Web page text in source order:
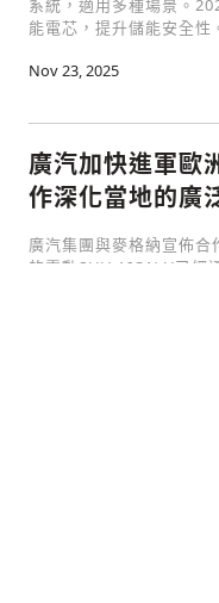
系統，適用多種場景。
能電芯，提升儲能安全
Nov 23, 2025
廣汽加快進軍歐
作深化當地的廣
廣汽集團與麥格納宣佈
的電動SUV AION V已經